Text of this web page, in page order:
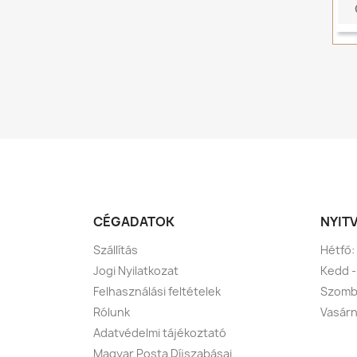
CÉGADATOK
Szállítás
Jogi Nyilatkozat
Felhasználási feltételek
Rólunk
Adatvédelmi tájékoztató
Magyar Posta Díjszabásai
Hétfő:
Kedd